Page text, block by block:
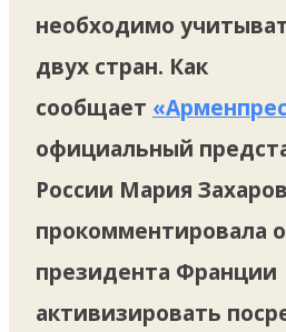
необходимо
двух стран. Как
сообщает
официальный
России Мария
прокомментировала
президента Франции
активизировать